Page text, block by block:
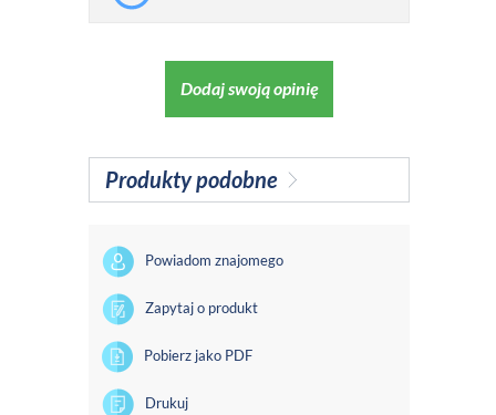
Dodaj swoją opinię
Produkty podobne
Powiadom znajomego
Zapytaj o produkt
Pobierz jako PDF
Drukuj